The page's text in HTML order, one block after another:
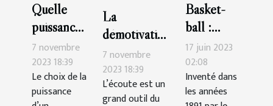
Quelle
puissance
de
compteur
choisir ?
7 novembre
2023 18:39
Le choix de la
puissance
La
démotivation
du
personnel :
comment la
7 novembre
2023 18:39
L’écoute est un
grand outil du
Basket-
ball :
quelle est
la durée
d’un
match ?
17 juin 2023
02:08
Inventé dans
les années